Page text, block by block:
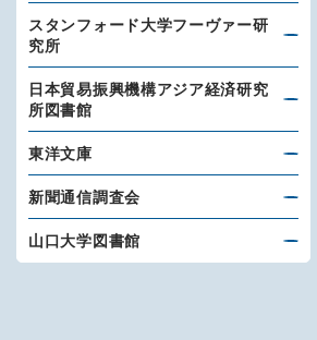
スタンフォード大学フーヴァー研
究所
日本貿易振興機構アジア経済研究
所図書館
東洋文庫
新聞通信調査会
山口大学図書館